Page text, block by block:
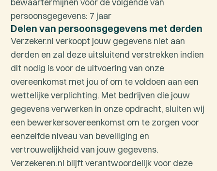
persoonsgegevens: 7 jaar
Delen van persoonsgegevens met derden
Verzeker.nl verkoopt jouw gegevens niet aan
derden en zal deze uitsluitend verstrekken indien
dit nodig is voor de uitvoering van onze
overeenkomst met jou of om te voldoen aan een
wettelijke verplichting. Met bedrijven die jouw
gegevens verwerken in onze opdracht, sluiten wij
een bewerkersovereenkomst om te zorgen voor
eenzelfde niveau van beveiliging en
vertrouwelijkheid van jouw gegevens.
Verzekeren.nl blijft verantwoordelijk voor deze